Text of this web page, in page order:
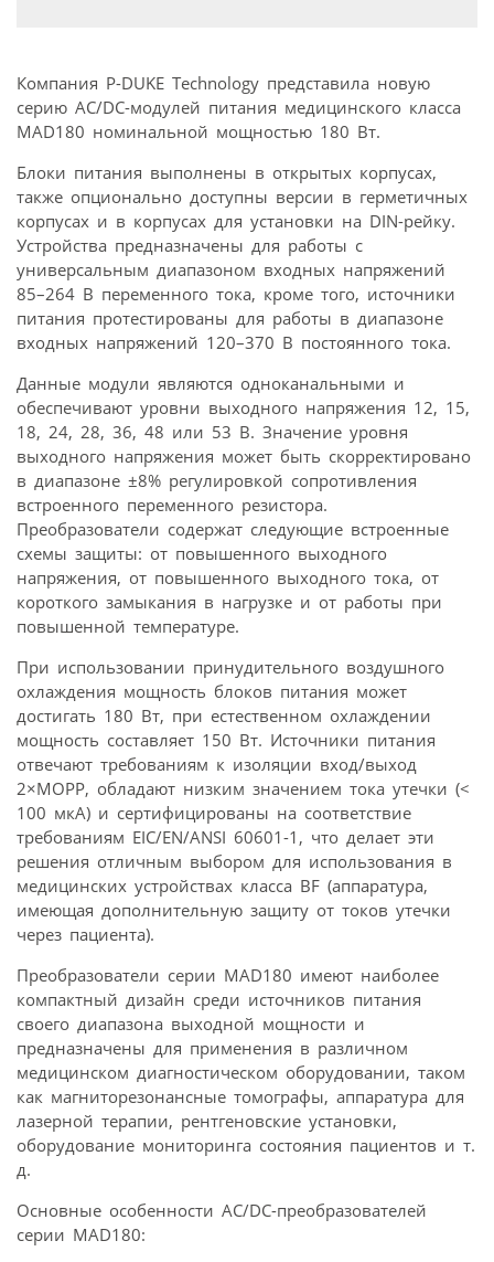
Компания P-DUKE Technology представила новую
серию AC/DC-модулей питания медицинского класса
MAD180 номинальной мощностью 180 Вт.
Блоки питания выполнены в открытых корпусах,
также опционально доступны версии в герметичных
корпусах и в корпусах для установки на DIN-рейку.
Устройства предназначены для работы с
универсальным диапазоном входных напряжений
85–264 В переменного тока, кроме того, источники
питания протестированы для работы в диапазоне
входных напряжений 120–370 В постоянного тока.
Данные модули являются одноканальными и
обеспечивают уровни выходного напряжения 12, 15,
18, 24, 28, 36, 48 или 53 В. Значение уровня
выходного напряжения может быть скорректировано
в диапазоне ±8% регулировкой сопротивления
встроенного переменного резистора.
Преобразователи содержат следующие встроенные
схемы защиты: от повышенного выходного
напряжения, от повышенного выходного тока, от
короткого замыкания в нагрузке и от работы при
повышенной температуре.
При использовании принудительного воздушного
охлаждения мощность блоков питания может
достигать 180 Вт, при естественном охлаждении
мощность составляет 150 Вт. Источники питания
отвечают требованиям к изоляции вход/выход
2×MOPP, обладают низким значением тока утечки (<
100 мкА) и сертифицированы на соответствие
требованиям EIC/EN/ANSI 60601-1, что делает эти
решения отличным выбором для использования в
медицинских устройствах класса BF (аппаратура,
имеющая дополнительную защиту от токов утечки
через пациента).
Преобразователи серии MAD180 имеют наиболее
компактный дизайн среди источников питания
своего диапазона выходной мощности и
предназначены для применения в различном
медицинском диагностическом оборудовании, таком
как магниторезонансные томографы, аппаратура для
лазерной терапии, рентгеновские установки,
оборудование мониторинга состояния пациентов и т.
д.
Основные особенности AC/DC-преобразователей
серии MAD180: